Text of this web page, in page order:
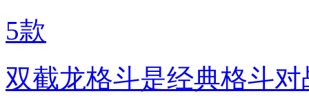
5款
双截龙格斗是经典格斗